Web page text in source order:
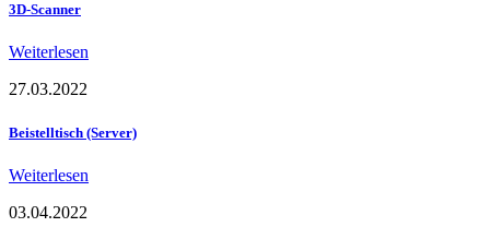
3D-Scanner
Weiterlesen
27.03.2022
Beistelltisch (Server)
Weiterlesen
03.04.2022